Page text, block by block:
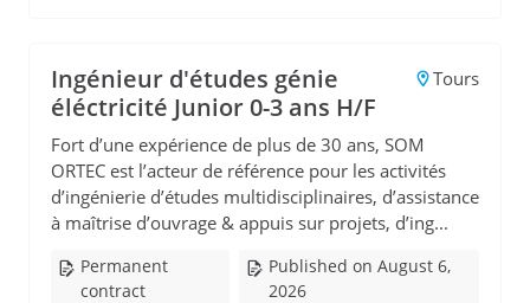
Ingénieur d'études génie
éléctricité Junior 0-3 ans H/F
Tours
Fort d’une expérience de plus de 30 ans, SOM
ORTEC est l’acteur de référence pour les activités
d’ingénierie d’études multidisciplinaires, d’assistance
à maîtrise d’ouvrage & appuis sur projets, d’ing...
Permanent
contract
Published on August 6,
2026